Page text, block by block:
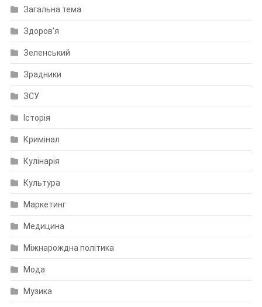
Загальна тема
Здоров'я
Зеленський
Зрадники
ЗСУ
Історія
Кримінал
Кулінарія
Культура
Маркетинг
Медицина
Міжнарождна політика
Мода
Музика